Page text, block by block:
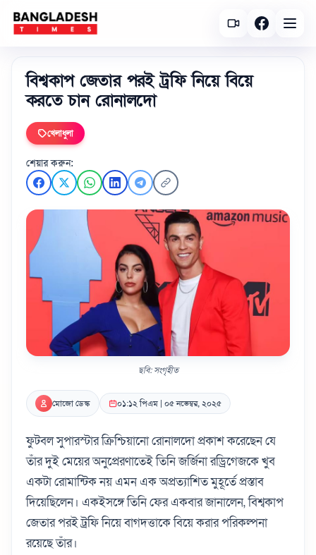
বিশ্বকাপ জেতার পরই ট্রফি নিয়ে বিয়ে
করতে চান রোনালদো
খেলাধুলা
শেয়ার করুন:
ছবি: সংগৃহীত
মোজো ডেস্ক ০১:১২ পিএম | ০৫ নভেম্বর, ২০২৫
ফুটবল সুপারস্টার ক্রিশ্চিয়ানো রোনালদো প্রকাশ করেছেন যে
তাঁর দুই মেয়ের অনুপ্রেরণাতেই তিনি জর্জিনা রড্রিগেজকে খুব
একটা রোমান্টিক নয় এমন এক অপ্রত্যাশিত মুহূর্তে প্রস্তাব
দিয়েছিলেন। একইসঙ্গে তিনি ফের একবার জানালেন, বিশ্বকাপ
জেতার পরই ট্রফি নিয়ে বাগদত্তাকে বিয়ে করার পরিকল্পনা
রয়েছে তাঁর।